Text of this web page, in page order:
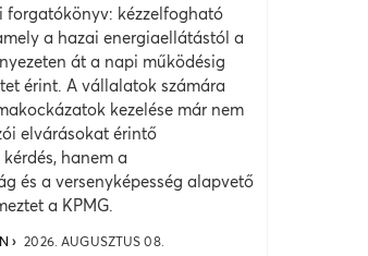
forgatókönyv: kézzelfogható
a hazai energiaellátástól a
át a napi működésig
érint. A vállalatok számára
kezelése már nem
elvárásokat érintő
hanem a
és a versenyképesség alapvető
a KPMG.
2026. AUGUSZTUS 08.